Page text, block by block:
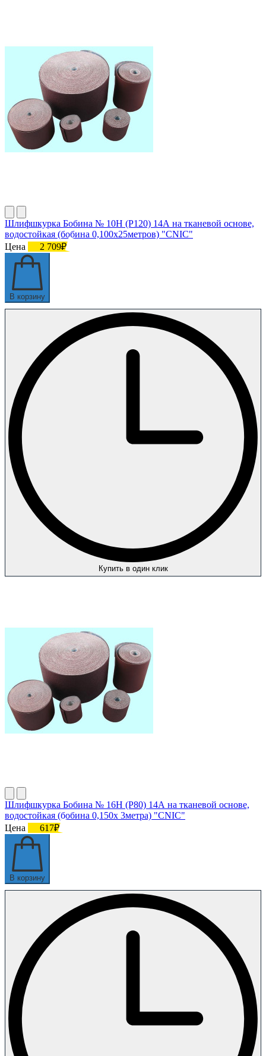
Шлифшкурка Бобина № 10Н (P120) 14А на тканевой основе,
водостойкая (бобина 0,100х25метров) "CNIC"
Цена
2 709₽
В корзину
Купить в один клик
Шлифшкурка Бобина № 16Н (P80) 14А на тканевой основе,
водостойкая (бобина 0,150х 3метра) "CNIC"
Цена
617₽
В корзину